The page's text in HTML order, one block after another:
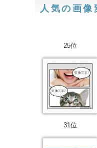
人気の画像
25位
31位